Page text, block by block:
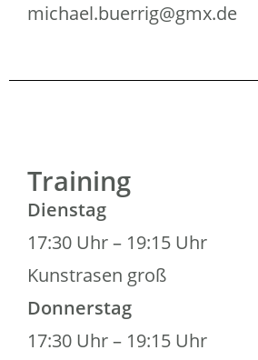
michael.buerrig@gmx.de
Training
Dienstag
17:30 Uhr – 19:15 Uhr
Kunstrasen groß
Donnerstag
17:30 Uhr – 19:15 Uhr